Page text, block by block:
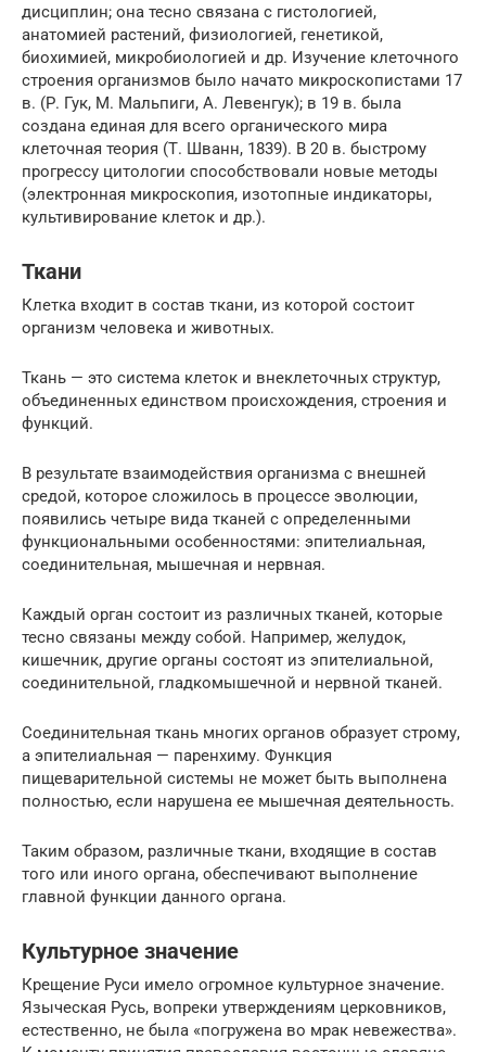
дисциплин; она тесно связана с гистологией,
анатомией растений, физиологией, генетикой,
биохимией, микробиологией и др. Изучение клеточного
строения организмов было начато микроскопистами 17
в. (Р. Гук, М. Мальпиги, А. Левенгук); в 19 в. была
создана единая для всего органического мира
клеточная теория (Т. Шванн, 1839). В 20 в. быстрому
прогрессу цитологии способствовали новые методы
(электронная микроскопия, изотопные индикаторы,
культивирование клеток и др.).
Ткани
Клетка входит в состав ткани, из которой состоит
организм человека и животных.
Ткань — это система клеток и внеклеточных структур,
объединенных единством происхождения, строения и
функций.
В результате взаимодействия организма с внешней
средой, которое сложилось в процессе эволюции,
появились четыре вида тканей с определенными
функциональными особенностями: эпителиальная,
соединительная, мышечная и нервная.
Каждый орган состоит из различных тканей, которые
тесно связаны между собой. Например, желудок,
кишечник, другие органы состоят из эпителиальной,
соединительной, гладкомышечной и нервной тканей.
Соединительная ткань многих органов образует строму,
а эпителиальная — паренхиму. Функция
пищеварительной системы не может быть выполнена
полностью, если нарушена ее мышечная деятельность.
Таким образом, различные ткани, входящие в состав
того или иного органа, обеспечивают выполнение
главной функции данного органа.
Культурное значение
Крещение Руси имело огромное культурное значение.
Языческая Русь, вопреки утверждениям церковников,
естественно, не была «погружена во мрак невежества».